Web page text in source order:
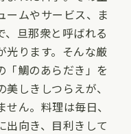
ームやサービス、ま
、旦那衆と呼ばれる
光ります。そんな厳
「鯛のあらだき」を
しきしつらえが、
ん。料理は毎日、
出向き、目利きして